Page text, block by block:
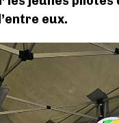
eux.